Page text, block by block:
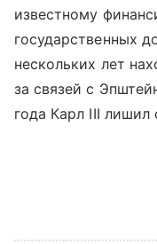
известному
государственных
нескольких лет
за связей с
года Карл III лишил